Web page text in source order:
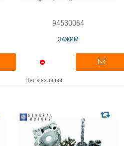
94530064
ЗАЖИМ
Нет в наличии